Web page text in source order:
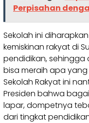
Perpisahan
Sekolah ini
kemiskinan rakyat di
pendidikan,
bisa meraih apa
Sekolah Rakyat ini
Presiden bahwa
lapar, dompetnya
dari tingkat